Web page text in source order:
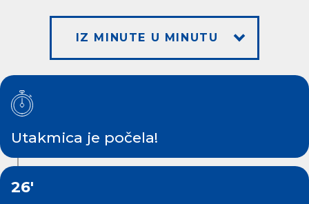
IZ MINUTE U MINUTU
Utakmica je počela!
26'